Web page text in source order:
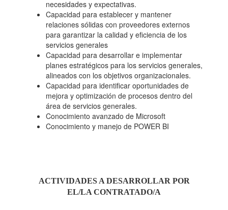
necesidades y expectativas.
Capacidad para establecer y mantener
relaciones sólidas con proveedores externos
para garantizar la calidad y eficiencia de los
servicios generales
Capacidad para desarrollar e implementar
planes estratégicos para los servicios generales,
alineados con los objetivos organizacionales.
Capacidad para identificar oportunidades de
mejora y optimización de procesos dentro del
área de servicios generales.
Conocimiento avanzado de Microsoft
Conocimiento y manejo de POWER BI
ACTIVIDADES A DESARROLLAR POR
EL/LA CONTRATADO/A